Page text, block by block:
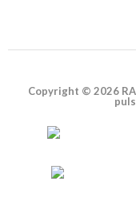
Copyright © 2026